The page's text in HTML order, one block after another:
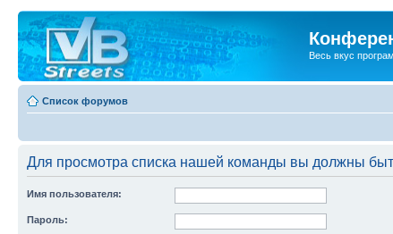
Весь вкус
Список форумов
Для просмотра списка нашей команды вы должны
Имя пользователя:
Пароль: